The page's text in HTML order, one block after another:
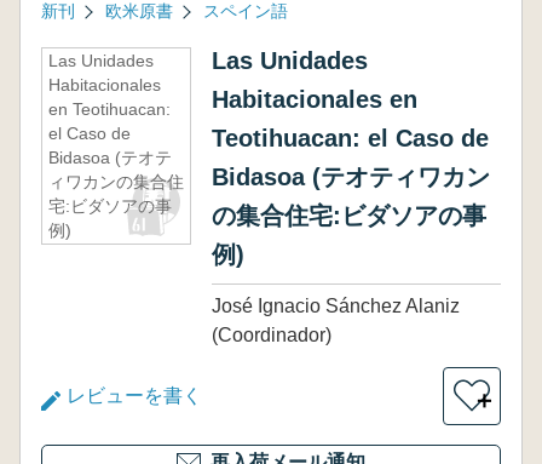
新刊 欧米原書 スペイン語
Las Unidades
Habitacionales
en Teotihuacan:
el Caso de
Bidasoa (テオテ
ィワカンの集合住
宅:ビダソアの事
例)
Las Unidades
Habitacionales en
Teotihuacan: el Caso de
Bidasoa (テオティワカン
の集合住宅:ビダソアの事
例)
José Ignacio Sánchez Alaniz
(Coordinador)
レビューを書く ＋